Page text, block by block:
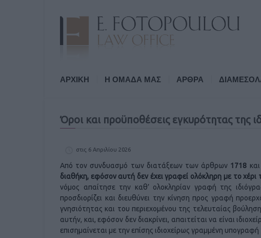
ΑΡΧΙΚΗ Η ΟΜΑΔΑ ΜΑΣ ΑΡΘΡΑ
Όροι και προϋποθέσεις εγκυρότητας της
στις 6 Απριλίου 2026
Από τον συνδυασμό των διατάξεων των άρθρων 1718 και
διαθήκη, εφόσον αυτή δεν έχει γραφεί ολόκληρη με το
νόμος απαίτησε την καθ’ ολοκληρίαν γραφή της
προσδιορίζει και διευθύνει την κίνηση προς γραφή
γνησιότητας και του περιεχομένου της τελευταίας
αυτήν, και, εφόσον δεν διακρίνει, απαιτείται να είναι
επισημαίνεται με την επίσης ιδιοχείρως γραμμένη